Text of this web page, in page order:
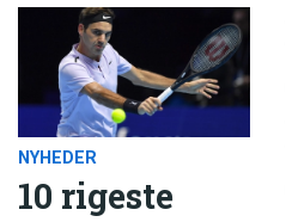
NYHEDER
10 rigeste